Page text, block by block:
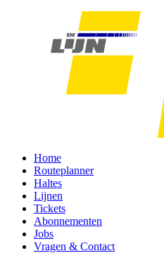
Home
Routeplanner
Haltes
Lijnen
Tickets
Abonnementen
Jobs
Vragen & Contact